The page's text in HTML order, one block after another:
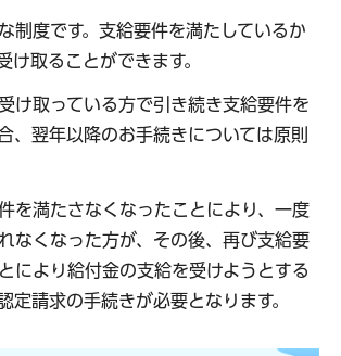
制度です。支給要件を満たしているか
け取ることができます。
け取っている方で引き続き支給要件を
、翌年以降のお手続きについては原則
を満たさなくなったことにより、一度
なくなった方が、その後、再び支給要
により給付金の支給を受けようとする
定請求の手続きが必要となります。